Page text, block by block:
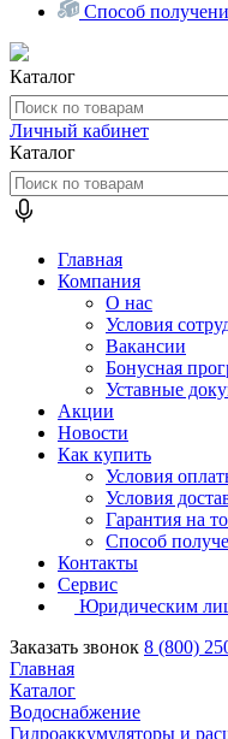
Способ
Каталог
Личный кабинет
Каталог
Главная
Компания
О нас
Условия
Вакансии
Бонусная
Уставные
Акции
Новости
Как купить
Условия
Условия
Гарантия на
Способ
Контакты
Сервис
Юридическим
Заказать звонок 8 (800)
Главная
Каталог
Водоснабжение
Гидроаккумуляторы и